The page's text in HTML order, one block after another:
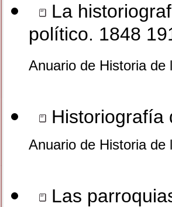
La
político. 1848
Anuario de Historia de
Historiografía
Anuario de Historia de
Las